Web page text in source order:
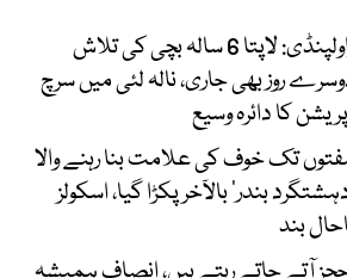
راولپنڈی: لاپتا 6 سالہ بچی کی تلاش
روز بھی جاری، نالہ لئی میں سرچ
کا دائرہ وسیع
تک خوف کی علامت بنا رہنے والا
بندر’ بالآخر پکڑا گیا، اسکولز
بند